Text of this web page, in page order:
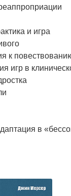
и игра
к
игр в
в